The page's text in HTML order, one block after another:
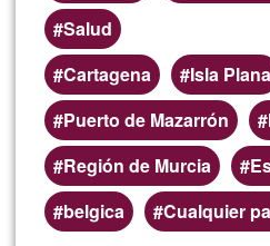
Salud
Cartagena
Isla Plana
Puerto de Mazarrón
Región de Murcia
belgica
Cualquier